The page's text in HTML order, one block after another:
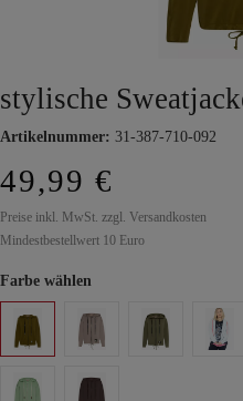
stylische
Artikelnummer: 31-387-710-092
49,99 €
Preise inkl. MwSt. zzgl. Versandkosten
Mindestbestellwert 10 Euro
Farbe wählen